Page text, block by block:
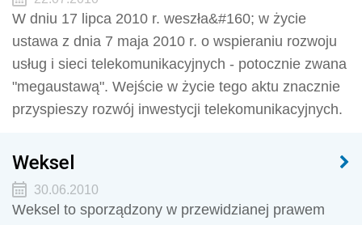
W dniu 17 lipca 2010 r. weszła&#160; w życie
ustawa z dnia 7 maja 2010 r. o wspieraniu rozwoju
usług i sieci telekomunikacyjnych - potocznie zwana
"megaustawą". Wejście w życie tego aktu znacznie
przyspieszy rozwój inwestycji telekomunikacyjnych.
Weksel
30.06.2010
Weksel to sporządzony w przewidzianej prawem